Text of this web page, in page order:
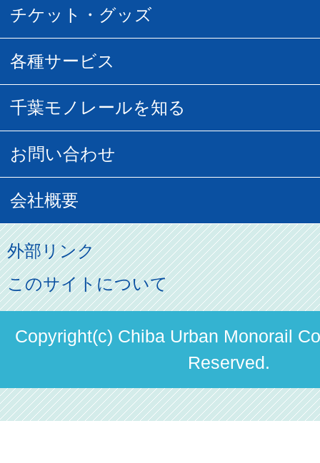
空の散歩道
URBAN FLYER時刻表
団体乗車
貸切列車
乗車券の種類
フリーきっぷ
記念切符
割引制度
その他のご案内
パスモのご案内
運送約款
チケット・グッズ
駅窓口販売チケット
葭川となみグッズ
初音ミクグッズ
俺の妹。
各種サービス
モノちゃんトラベル
広告募集
直営駐車場パーク＆ライド
ステーションギャラリー
駅構内出店者様募集
千葉モノレールを知る
営業距離世界最長
モノちゃん
お問い合わせ
お客様の声
よくあるご質問
お問い合わせ先
会社概要
会社概要
社長ごあいさつ
安全報告書
外部リンク
このサイトについて
Copyright(c) Chiba Urban Monorail
Reserved.